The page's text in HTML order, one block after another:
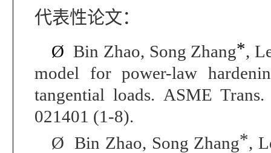
代表性论文：
Ø Bin Zhao, Song Zhang*,
model for power-law
tangential loads. ASME Trans.
021401 (1-8).
Ø Bin Zhao, Song Zhang*,